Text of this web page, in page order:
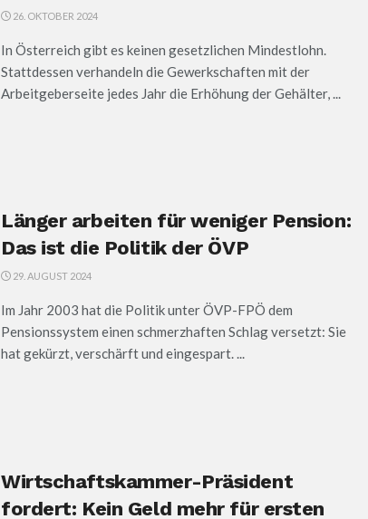
26. OKTOBER 2024
In Österreich gibt es keinen gesetzlichen Mindestlohn.
Stattdessen verhandeln die Gewerkschaften mit der
Arbeitgeberseite jedes Jahr die Erhöhung der Gehälter, ...
Länger arbeiten für weniger Pension:
Das ist die Politik der ÖVP
29. AUGUST 2024
Im Jahr 2003 hat die Politik unter ÖVP-FPÖ dem
Pensionssystem einen schmerzhaften Schlag versetzt: Sie
hat gekürzt, verschärft und eingespart. ...
Wirtschaftskammer-Präsident
fordert: Kein Geld mehr für ersten